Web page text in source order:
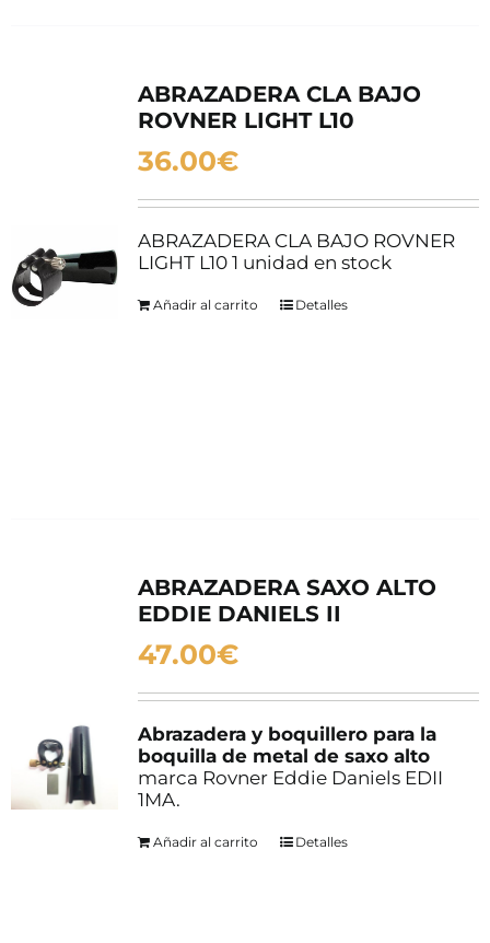
ABRAZADERA CLA BAJO
ROVNER LIGHT L10
36.00€
ABRAZADERA CLA BAJO ROVNER
LIGHT L10 1 unidad en stock
Añadir al carrito Detalles
ABRAZADERA SAXO ALTO
EDDIE DANIELS II
47.00€
Abrazadera y boquillero para la
boquilla de metal de saxo alto
marca Rovner Eddie Daniels EDII
1MA.
Añadir al carrito Detalles